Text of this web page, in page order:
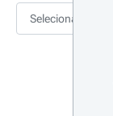
Selecionar